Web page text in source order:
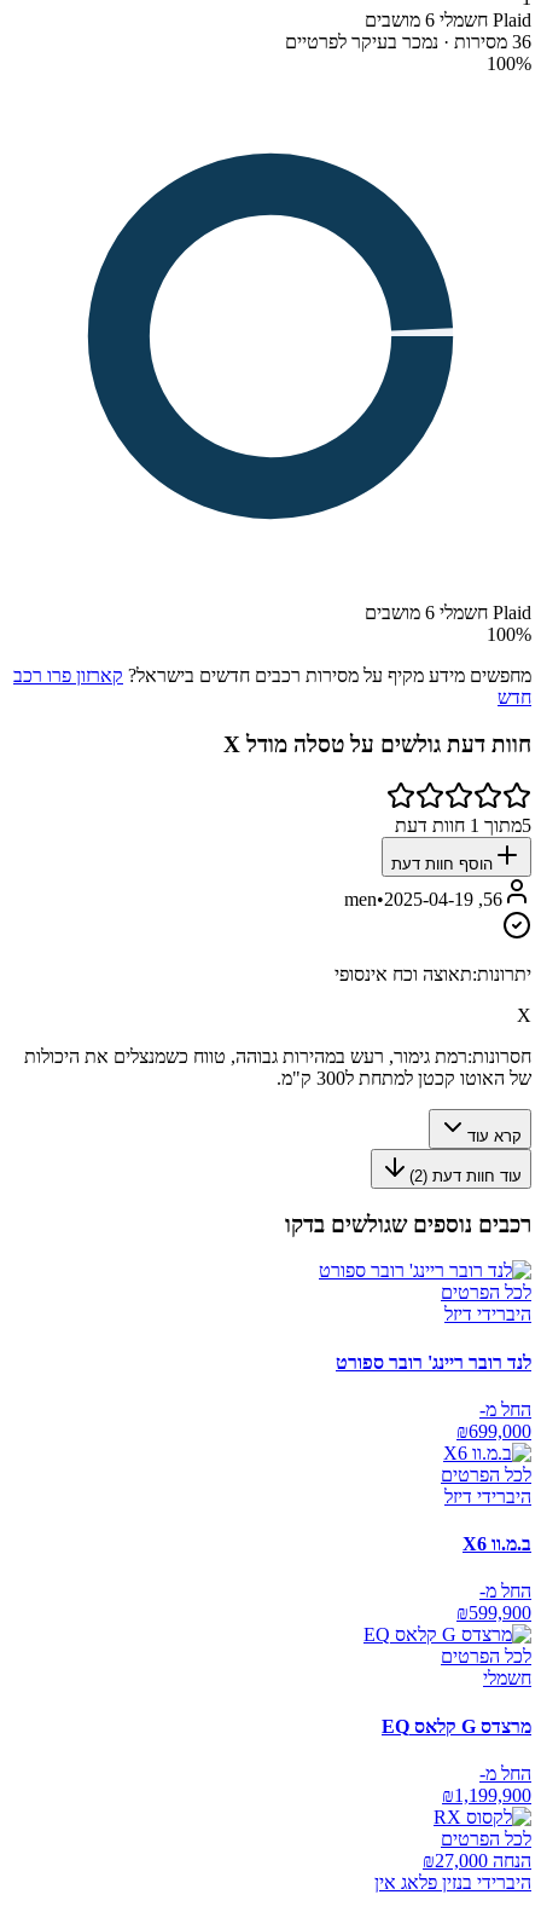
Plaid חשמלי 6 מושבים
36 מסירות · נמכר בעיקר לפרטיים
100%
Plaid חשמלי 6 מושבים
100%
מחפשים מידע מקיף על מסירות רכבים חדשים בישראל? קארזון פרו רכב
חדש
חוות דעת גולשים על טסלה מודל X
5מתוך 1 חוות דעת
הוסף חוות דעת
56, men
•2025-04-19
יתרונות:תאוצה וכח אינסופי
X
חסרונות:רמת גימור, רעש במהירות גבוהה, טווח כשמנצלים את היכולות
של האוטו קכטן למתחת ל300 ק"מ.
קרא עוד
עוד חוות דעת (2
)
רכבים נוספים שגולשים בדקו
לכל הפרטים
היברידי דיזל
לנד רובר ריינג' רובר ספורט
החל מ-
₪699,000
לכל הפרטים
היברידי דיזל
ב.מ.וו X6
החל מ-
₪599,900
לכל הפרטים
חשמלי
מרצדס G קלאס EQ
החל מ-
₪1,199,900
לכל הפרטים
הנחה ₪ 27,000
היברידי בנזין פלאג אין